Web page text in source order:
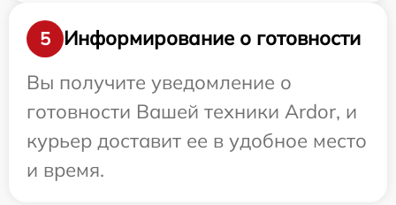
5
Информирование о готовности
Вы получите уведомление о
готовности Вашей техники Ardor, и
курьер доставит ее в удобное место
и время.